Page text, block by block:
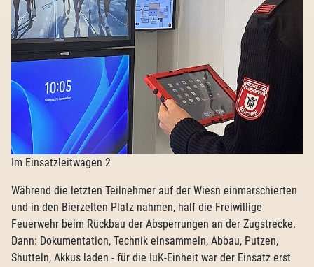
Im Einsatzleitwagen 2
Während die letzten Teilnehmer auf der Wiesn einmarschierten
und in den Bierzelten Platz nahmen, half die Freiwillige
Feuerwehr beim Rückbau der Absperrungen an der Zugstrecke.
Dann: Dokumentation, Technik einsammeln, Abbau, Putzen,
Shutteln, Akkus laden - für die IuK-Einheit war der Einsatz erst